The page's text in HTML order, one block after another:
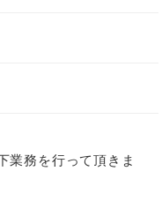
業務を行って頂きま